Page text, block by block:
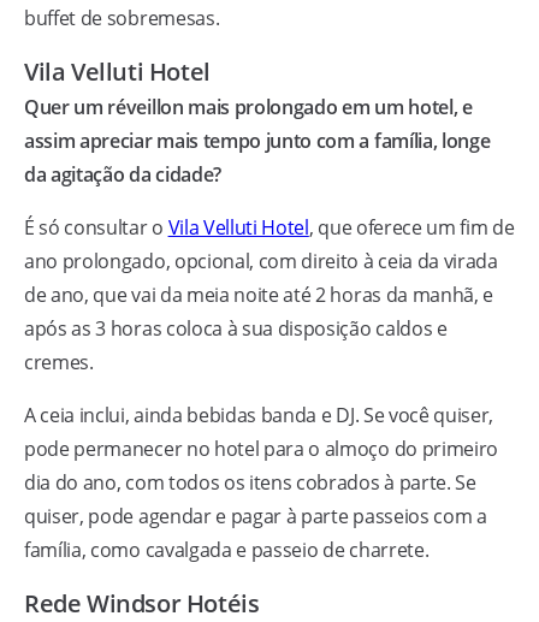
buffet de sobremesas.
Vila Velluti Hotel
Quer um réveillon mais prolongado em um hotel, e
assim apreciar mais tempo junto com a família, longe
da agitação da cidade?
É só consultar o Vila Velluti Hotel, que oferece um fim de
ano prolongado, opcional, com direito à ceia da virada
de ano, que vai da meia noite até 2 horas da manhã, e
após as 3 horas coloca à sua disposição caldos e
cremes.
A ceia inclui, ainda bebidas banda e DJ. Se você quiser,
pode permanecer no hotel para o almoço do primeiro
dia do ano, com todos os itens cobrados à parte. Se
quiser, pode agendar e pagar à parte passeios com a
família, como cavalgada e passeio de charrete.
Rede Windsor Hotéis